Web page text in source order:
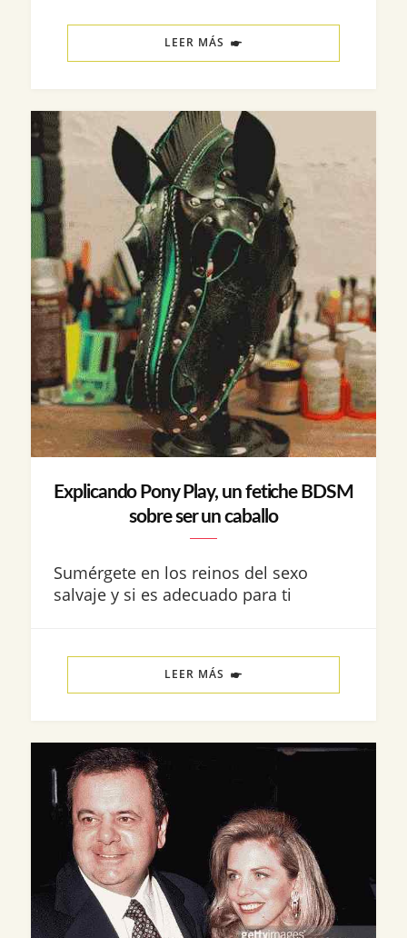
LEER MÁS
Explicando Pony Play, un fetiche BDSM
sobre ser un caballo
Sumérgete en los reinos del sexo
salvaje y si es adecuado para ti
LEER MÁS